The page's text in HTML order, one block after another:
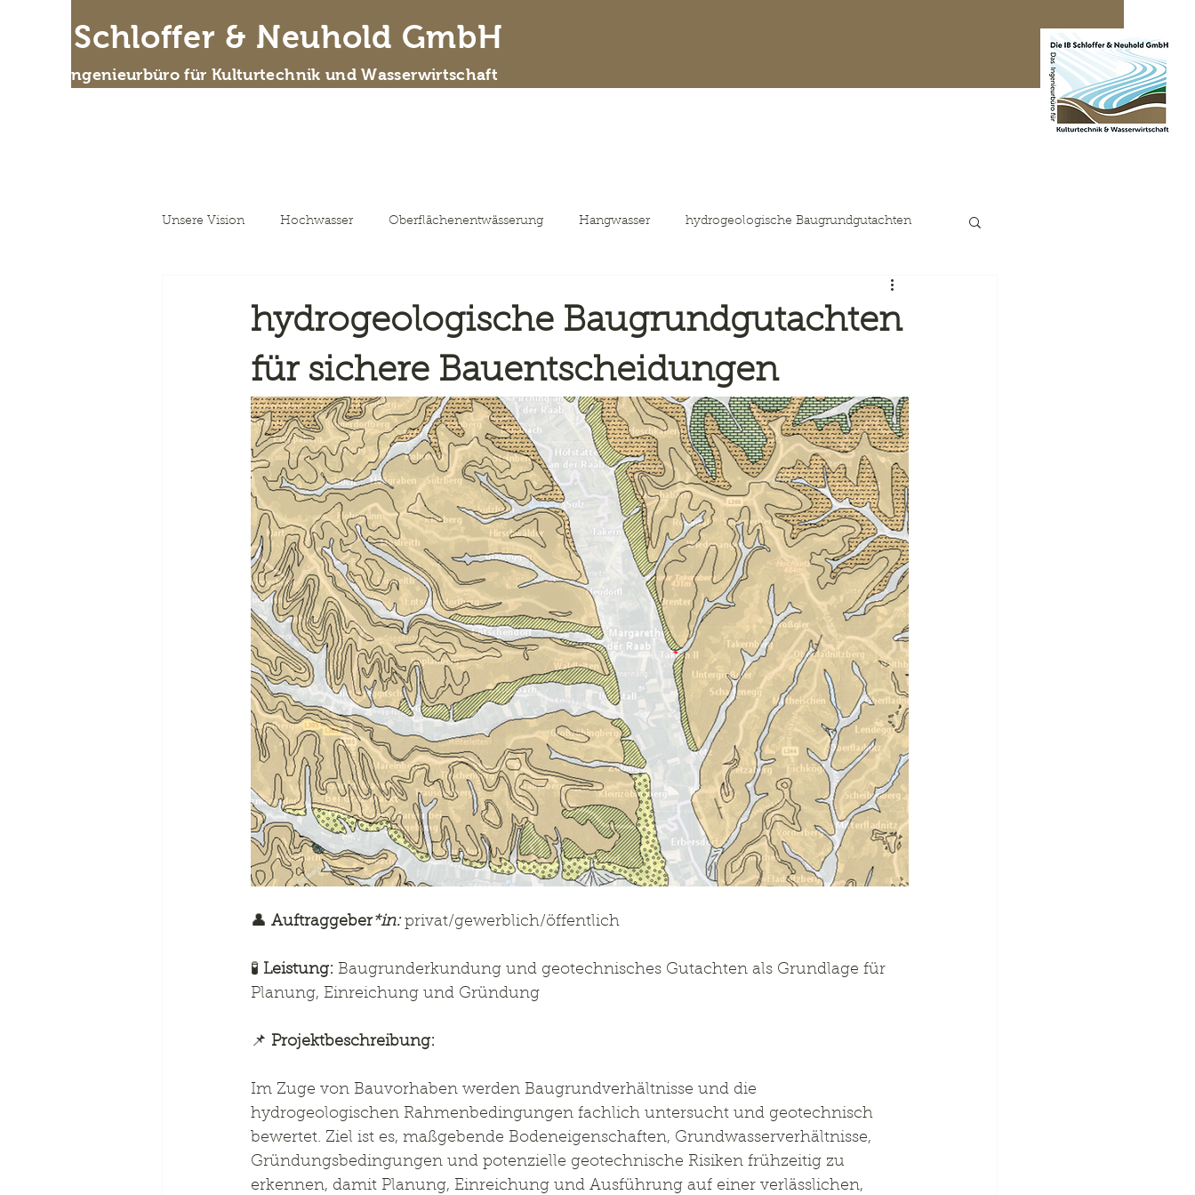
IB Schloffer & Neuhold GmbH
Das Ingenieurbüro für Kulturtechnik und Wasserwirtschaft
Unsere Vision Hochwasser Oberflächenentwässerung Hangwasser hydrogeologische Baugrundgutachten
hydrogeologische Baugrundgutachten
für sichere Bauentscheidungen
👤 Auftraggeber*in: privat/gewerblich/öffentlich
🧪 Leistung: Baugrunderkundung und geotechnisches Gutachten als Grundlage für
Planung, Einreichung und Gründung
📌 Projektbeschreibung:
Im Zuge von Bauvorhaben werden Baugrundverhältnisse und die
hydrogeologischen Rahmenbedingungen fachlich untersucht und geotechnisch
bewertet. Ziel ist es, maßgebende Bodeneigenschaften, Grundwasserverhältnisse,
Gründungsbedingungen und potenzielle geotechnische Risiken frühzeitig zu
erkennen, damit Planung, Einreichung und Ausführung auf einer verlässlichen,